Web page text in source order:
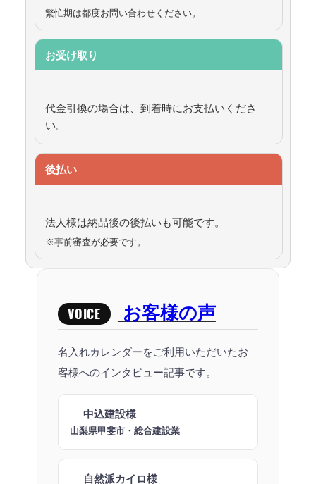
繁忙期は都度お問い合わせください。
お受け取り
代金引換の場合は、到着時にお支払いくださ
い。
後払い
法人様は納品後の後払いも可能です。
※事前審査が必要です。
VOICE お客様の声
名入れカレンダーをご利用いただいたお
客様へのインタビュー記事です。
中込建設様
山梨県甲斐市・総合建設業
自然派カイロ様